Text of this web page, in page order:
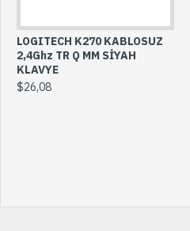
LOGITECH K270 KABLOSUZ
2,4Ghz TR Q MM SİYAH
KLAVYE
$26,08